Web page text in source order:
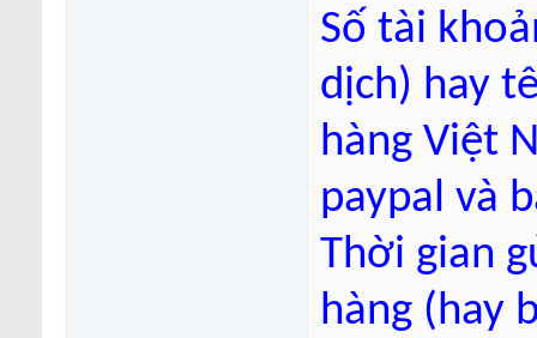
Số tài
dịch) hay
hàng Việt
paypal và
Thời gian
hàng (hay